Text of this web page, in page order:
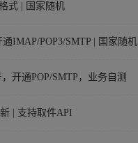
式 | 国家随机
IMAP/POP3/SMTP | 国家随机
开通POP/SMTP，业务自测
| 支持取件API